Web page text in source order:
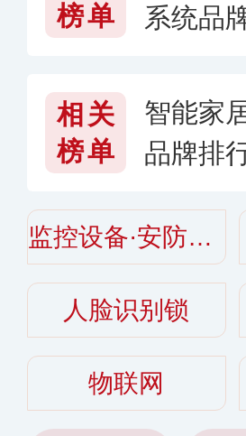
榜单
系统品
相关
榜单
智能家
品牌排
监控设备·安防监控
人脸识别锁
物联网